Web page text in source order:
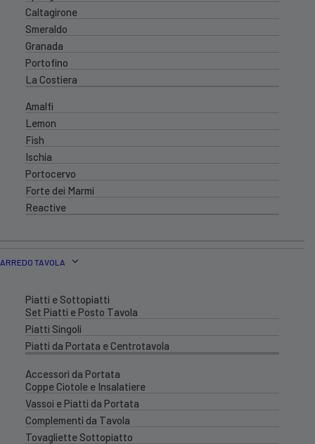
Caltagirone
Smeraldo
Granada
Portofino
La Costiera
Amalfi
Lemon
Fish
Ischia
Portocervo
Forte dei Marmi
Reactive
ARREDO TAVOLA
Piatti e Sottopiatti
Set Piatti e Posto Tavola
Piatti Singoli
Piatti da Portata e Centrotavola
Accessori da Portata
Coppe Ciotole e Insalatiere
Vassoi e Piatti da Portata
Complementi da Tavola
Tovagliette Sottopiatto